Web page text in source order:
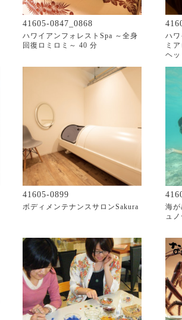
41605-0847_0868
ハワイアンフォレストSpa ～全身
回復ロミロミ～ 40 分
ハワ
ミ
ヘ
41605-0899
ボディメンテナンスサロンSakura
海
ュ